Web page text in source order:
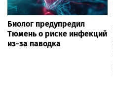
Биолог предупредил
Тюмень о риске инфекций
из-за паводка